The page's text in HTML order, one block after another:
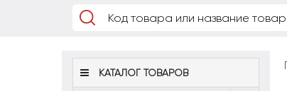
КАТАЛОГ ТОВАРОВ